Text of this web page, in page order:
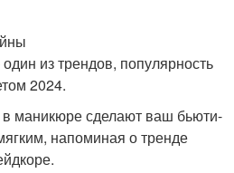
из трендов, популярность
2024.
маникюре сделают ваш бьюти-
напоминая о тренде